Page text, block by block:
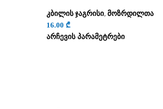
კბილის ჯაგრისი, მოზრდილთა
16.00 ₾
არჩევის პარამეტრები